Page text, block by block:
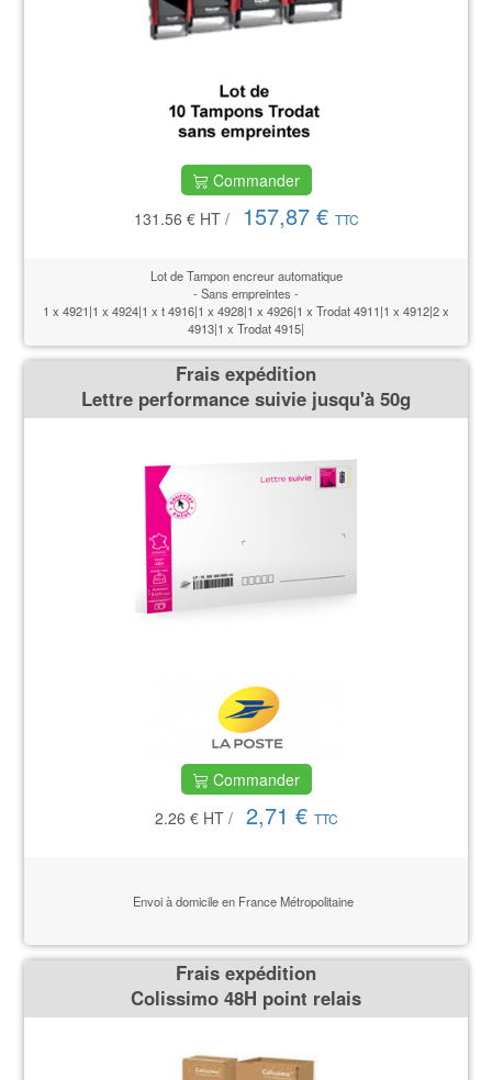
Commander
131.56 € HT/ 157,87 € TTC
Lot de Tampon encreur automatique
- Sans empreintes -
1 x 4921|1 x 4924|1 x t 4916|1 x 4928|1 x 4926|1 x Trodat 4911|1 x 4912|2 x
4913|1 x Trodat 4915|
Frais expédition
Lettre performance suivie jusqu'à 50g
Commander
2.26 € HT/ 2,71 € TTC
Envoi à domicile en France Métropolitaine
Frais expédition
Colissimo 48H point relais